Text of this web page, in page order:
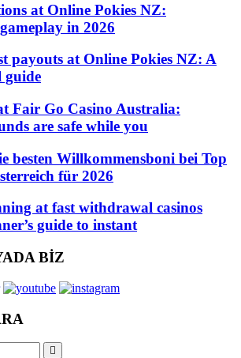
at Online Pokies NZ:
in 2026
payouts at Online Pokies NZ: A
guide
Fair Go Casino Australia:
are safe while you
besten Willkommensboni bei Top
für 2026
at fast withdrawal casinos
guide to instant
BİZ